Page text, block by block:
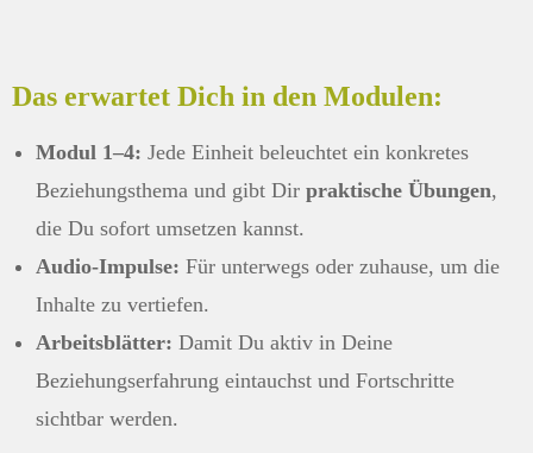
Das erwartet Dich in den Modulen:
Modul 1–4: Jede Einheit beleuchtet ein konkretes
Beziehungsthema und gibt Dir praktische Übungen,
die Du sofort umsetzen kannst.
Audio-Impulse: Für unterwegs oder zuhause, um die
Inhalte zu vertiefen.
Arbeitsblätter: Damit Du aktiv in Deine
Beziehungserfahrung eintauchst und Fortschritte
sichtbar werden.